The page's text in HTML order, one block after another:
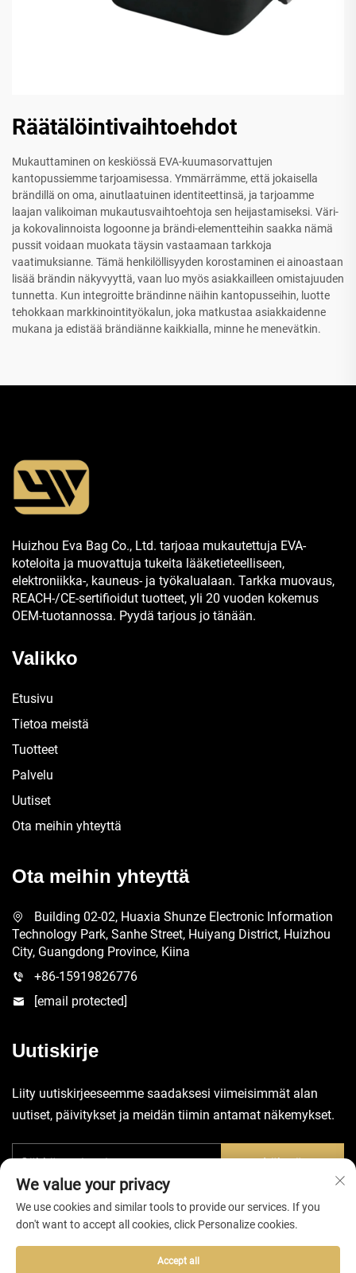
Räätälöintivaihtoehdot
Mukauttaminen on keskiössä EVA-kuumasorvattujen
kantopussiemme tarjoamisessa. Ymmärrämme, että jokaisella
brändillä on oma, ainutlaatuinen identiteettinsä, ja tarjoamme
laajan valikoiman mukautusvaihtoehtoja sen heijastamiseksi. Väri-
ja kokovalinnoista logoonne ja brändi-elementteihin saakka nämä
pussit voidaan muokata täysin vastaamaan tarkkoja
vaatimuksianne. Tämä henkilöllisyyden korostaminen ei ainoastaan
lisää brändin näkyvyyttä, vaan luo myös asiakkailleen omistajuuden
tunnetta. Kun integroitte brändinne näihin kantopusseihin, luotte
tehokkaan markkinointityökalun, joka matkustaa asiakkaidenne
mukana ja edistää brändiänne kaikkialla, minne he menevätkin.
Huizhou Eva Bag Co., Ltd. tarjoaa mukautettuja EVA-
koteloita ja muovattuja tukeita lääketieteelliseen,
elektroniikka-, kauneus- ja työkalualaan. Tarkka muovaus,
REACH-/CE-sertifioidut tuotteet, yli 20 vuoden kokemus
OEM-tuotannossa. Pyydä tarjous jo tänään.
Valikko
Etusivu
Tietoa meistä
Tuotteet
Palvelu
Uutiset
Ota meihin yhteyttä
Ota meihin yhteyttä
Building 02-02, Huaxia Shunze Electronic Information
Technology Park, Sanhe Street, Huiyang District, Huizhou
City, Guangdong Province, Kiina
+86-15919826776
[email protected]
Uutiskirje
Liity uutiskirjeeseemme saadaksesi viimeisimmät alan
uutiset, päivitykset ja meidän tiimin antamat näkemykset.
Lähetä
We value your privacy
We use cookies and similar tools to provide our services. If you
don't want to accept all cookies, click Personalize cookies.
Accept all